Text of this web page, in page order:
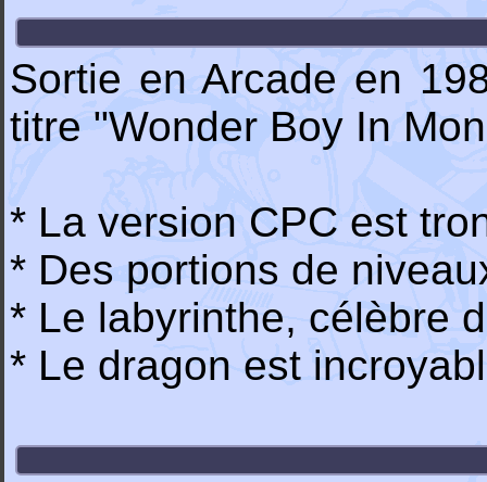
Sortie en Arcade en
titre "Wonder Boy In
* La version CPC est
* Des portions de
* Le labyrinthe, célèbre
* Le dragon est